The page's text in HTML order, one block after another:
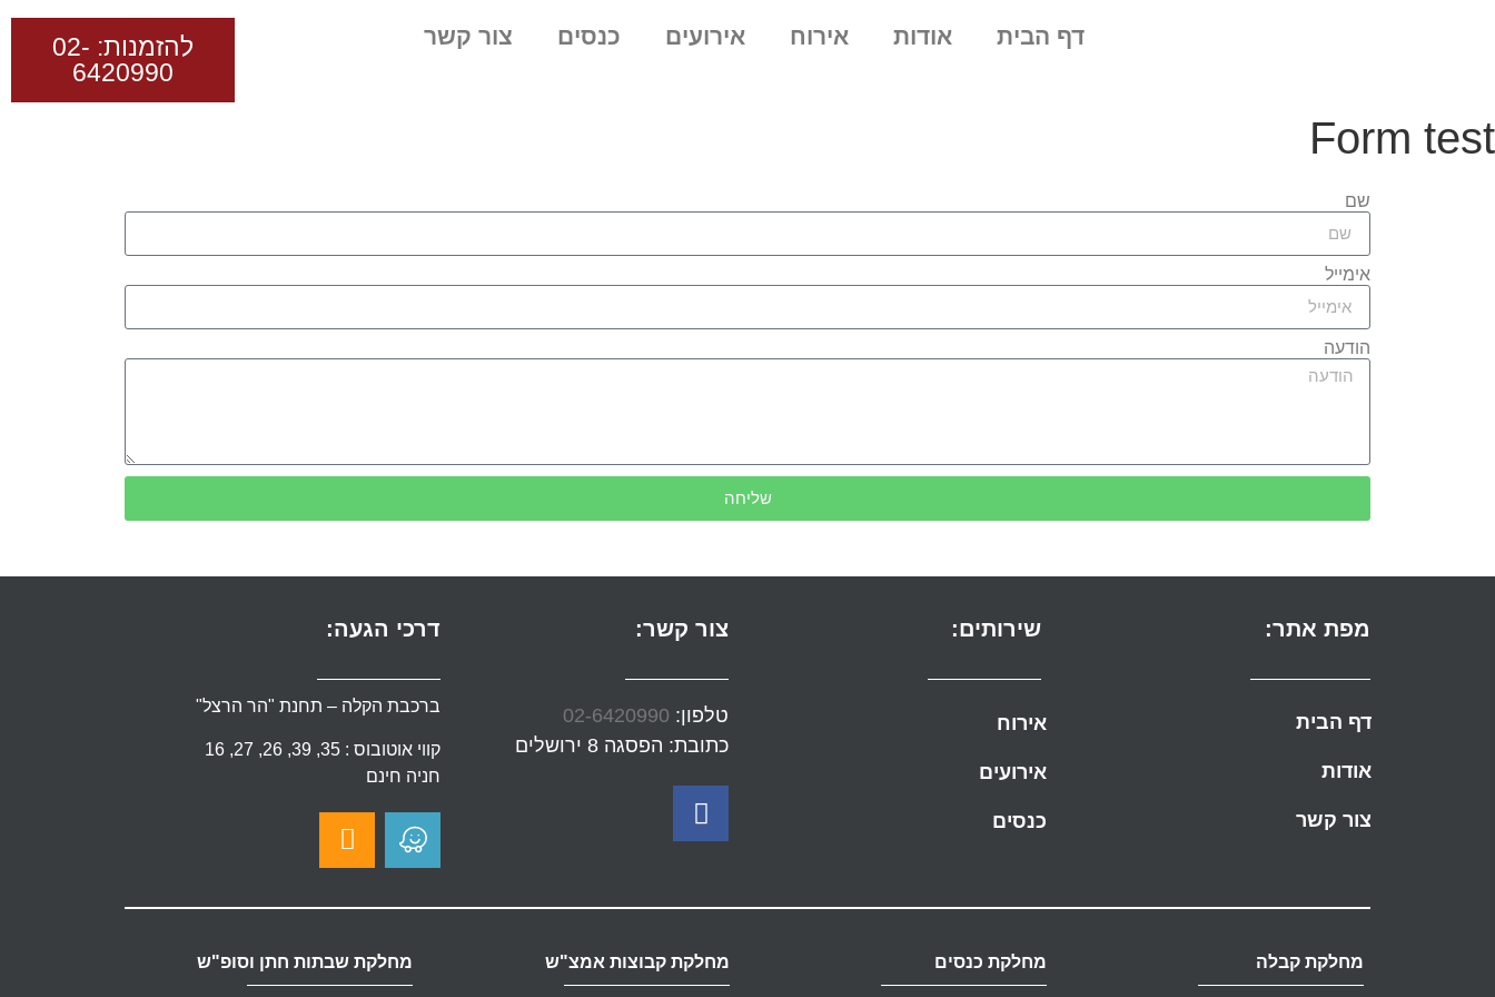
דף הבית אודות אירוח אירועים כנסים צור קשר
להזמנות: 02-
6420990
Form test
שם
אימייל
הודעה
שליחה
מפת אתר:
דף הבית
אודות
צור קשר
שירותים:
אירוח
אירועים
כנסים
צור קשר:
טלפון: 02-6420990
כתובת: הפסגה 8 ירושלים
דרכי הגעה:
ברכבת הקלה – תחנת "הר הרצל"
קווי אוטובוס : 35, 39, 26, 27, 16
חניה חינם
מחלקת קבלה מחלקת כנסים מחלקת קבוצות אמצ"ש מחלקת שבתות חתן וסופ"ש